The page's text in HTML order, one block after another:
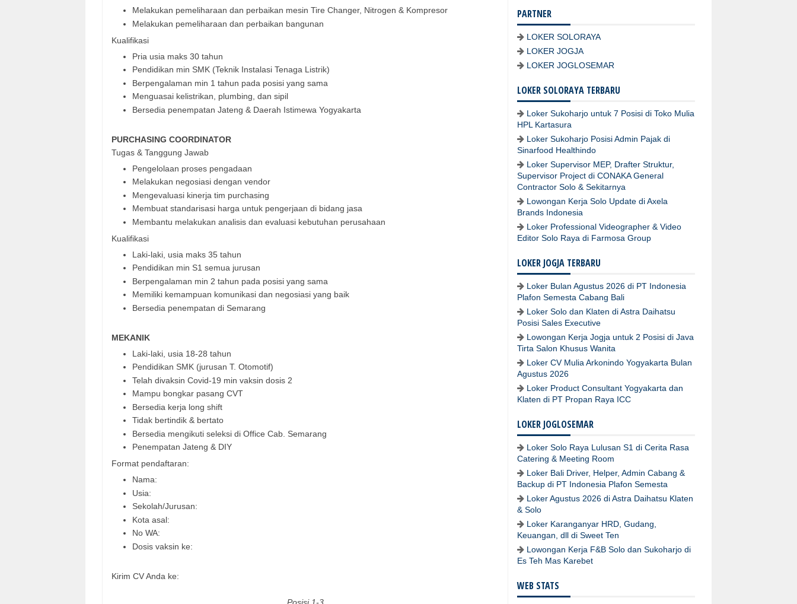
Melakukan pemeliharaan dan perbaikan mesin Tire Changer, Nitrogen & Kompresor
Melakukan pemeliharaan dan perbaikan bangunan
Kualifikasi
Pria usia maks 30 tahun
Pendidikan min SMK (Teknik Instalasi Tenaga Listrik)
Berpengalaman min 1 tahun pada posisi yang sama
Menguasai kelistrikan, plumbing, dan sipil
Bersedia penempatan Jateng & Daerah Istimewa Yogyakarta
PURCHASING COORDINATOR
Tugas & Tanggung Jawab
Pengelolaan proses pengadaan
Melakukan negosiasi dengan vendor
Mengevaluasi kinerja tim purchasing
Membuat standarisasi harga untuk pengerjaan di bidang jasa
Membantu melakukan analisis dan evaluasi kebutuhan perusahaan
Kualifikasi
Laki-laki, usia maks 35 tahun
Pendidikan min S1 semua jurusan
Berpengalaman min 2 tahun pada posisi yang sama
Memiliki kemampuan komunikasi dan negosiasi yang baik
Bersedia penempatan di Semarang
MEKANIK
Laki-laki, usia 18-28 tahun
Pendidikan SMK (jurusan T. Otomotif)
Telah divaksin Covid-19 min vaksin dosis 2
Mampu bongkar pasang CVT
Bersedia kerja long shift
Tidak bertindik & bertato
Bersedia mengikuti seleksi di Office Cab. Semarang
Penempatan Jateng & DIY
Format pendaftaran:
Nama:
Usia:
Sekolah/Jurusan:
Kota asal:
No WA:
Dosis vaksin ke:
Kirim CV Anda ke:
Posisi 1-3
PARTNER
LOKER SOLORAYA
LOKER JOGJA
LOKER JOGLOSEMAR
LOKER SOLORAYA TERBARU
Loker Sukoharjo untuk 7 Posisi di Toko Mulia
HPL Kartasura
Loker Sukoharjo Posisi Admin Pajak di
Sinarfood Healthindo
Loker Supervisor MEP, Drafter Struktur,
Supervisor Project di CONAKA General
Contractor Solo & Sekitarnya
Lowongan Kerja Solo Update di Axela
Brands Indonesia
Loker Professional Videographer & Video
Editor Solo Raya di Farmosa Group
LOKER JOGJA TERBARU
Loker Bulan Agustus 2026 di PT Indonesia
Plafon Semesta Cabang Bali
Loker Solo dan Klaten di Astra Daihatsu
Posisi Sales Executive
Lowongan Kerja Jogja untuk 2 Posisi di Java
Tirta Salon Khusus Wanita
Loker CV Mulia Arkonindo Yogyakarta Bulan
Agustus 2026
Loker Product Consultant Yogyakarta dan
Klaten di PT Propan Raya ICC
LOKER JOGLOSEMAR
Loker Solo Raya Lulusan S1 di Cerita Rasa
Catering & Meeting Room
Loker Bali Driver, Helper, Admin Cabang &
Backup di PT Indonesia Plafon Semesta
Loker Agustus 2026 di Astra Daihatsu Klaten
& Solo
Loker Karanganyar HRD, Gudang,
Keuangan, dll di Sweet Ten
Lowongan Kerja F&B Solo dan Sukoharjo di
Es Teh Mas Karebet
WEB STATS